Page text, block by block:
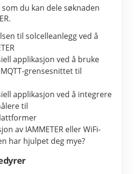
du kan dele søknaden
til solcelleanlegg ved å
applikasjon ved å bruke
grensesnittet til
applikasjon ved å integrere
til
av IAMMETER eller WiFi-
har hjulpet deg mye?